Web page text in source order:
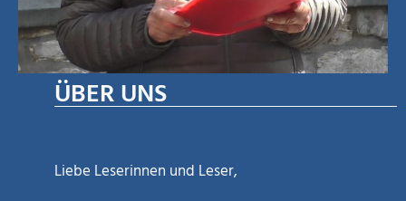
ÜBER UNS
Liebe Leserinnen und Leser,